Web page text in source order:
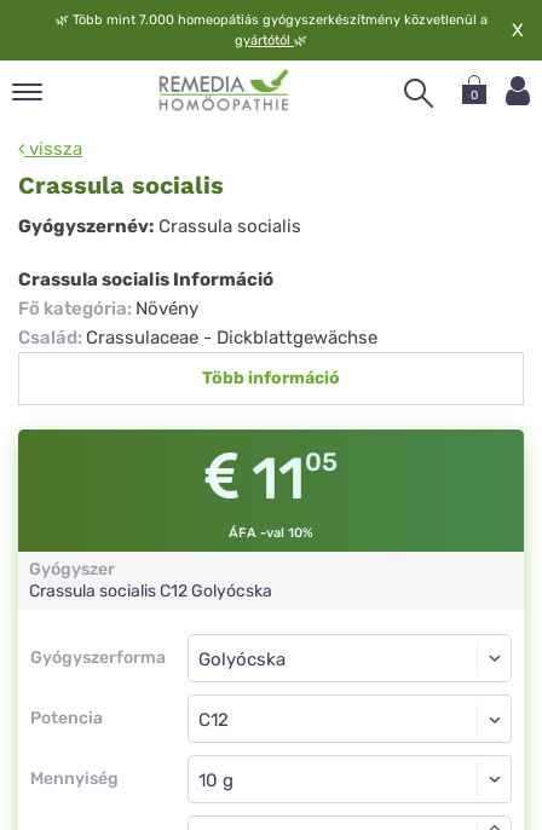
🌿 Több mint 7.000 homeopátiás gyógyszerkészítmény közvetlenül a
gyártótól 🌿 X
0
vissza
Crassula socialis
Crassula
socialis
Gyógyszernév: Crassula socialis
Crassula socialis Információ
Fő kategória: Növény
Család: Crassulaceae - Dickblattgewächse
Több információ
1105
ÁFA -val 10%
Gyógyszer
Crassula socialisC12Golyócska
Gyógyszerforma
Gyógyszerforma
Potencia
Golyócska
C12
Mennyiség
Golyócska